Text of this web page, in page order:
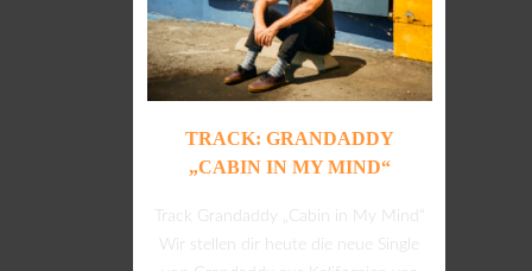
TRACK: GRANDADDY
„CABIN IN MY MIND“
Track Grandaddy „Cabin in My Mind“
Wir stellen dir heute die neue Single